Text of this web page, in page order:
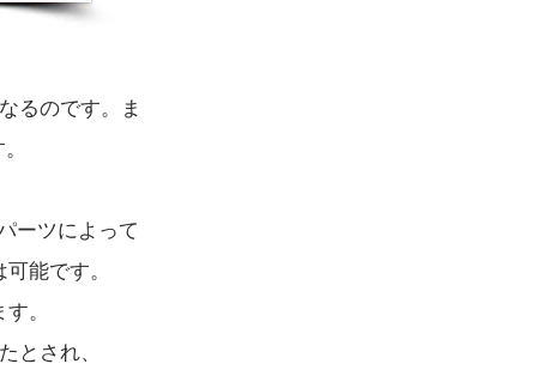
るのです。ま
ーツによって
能です。
。
とされ、